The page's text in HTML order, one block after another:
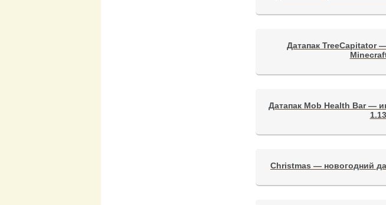
Датапак TreeCapitator
Датапак Mob Health Bar —
Christmas — новогодний